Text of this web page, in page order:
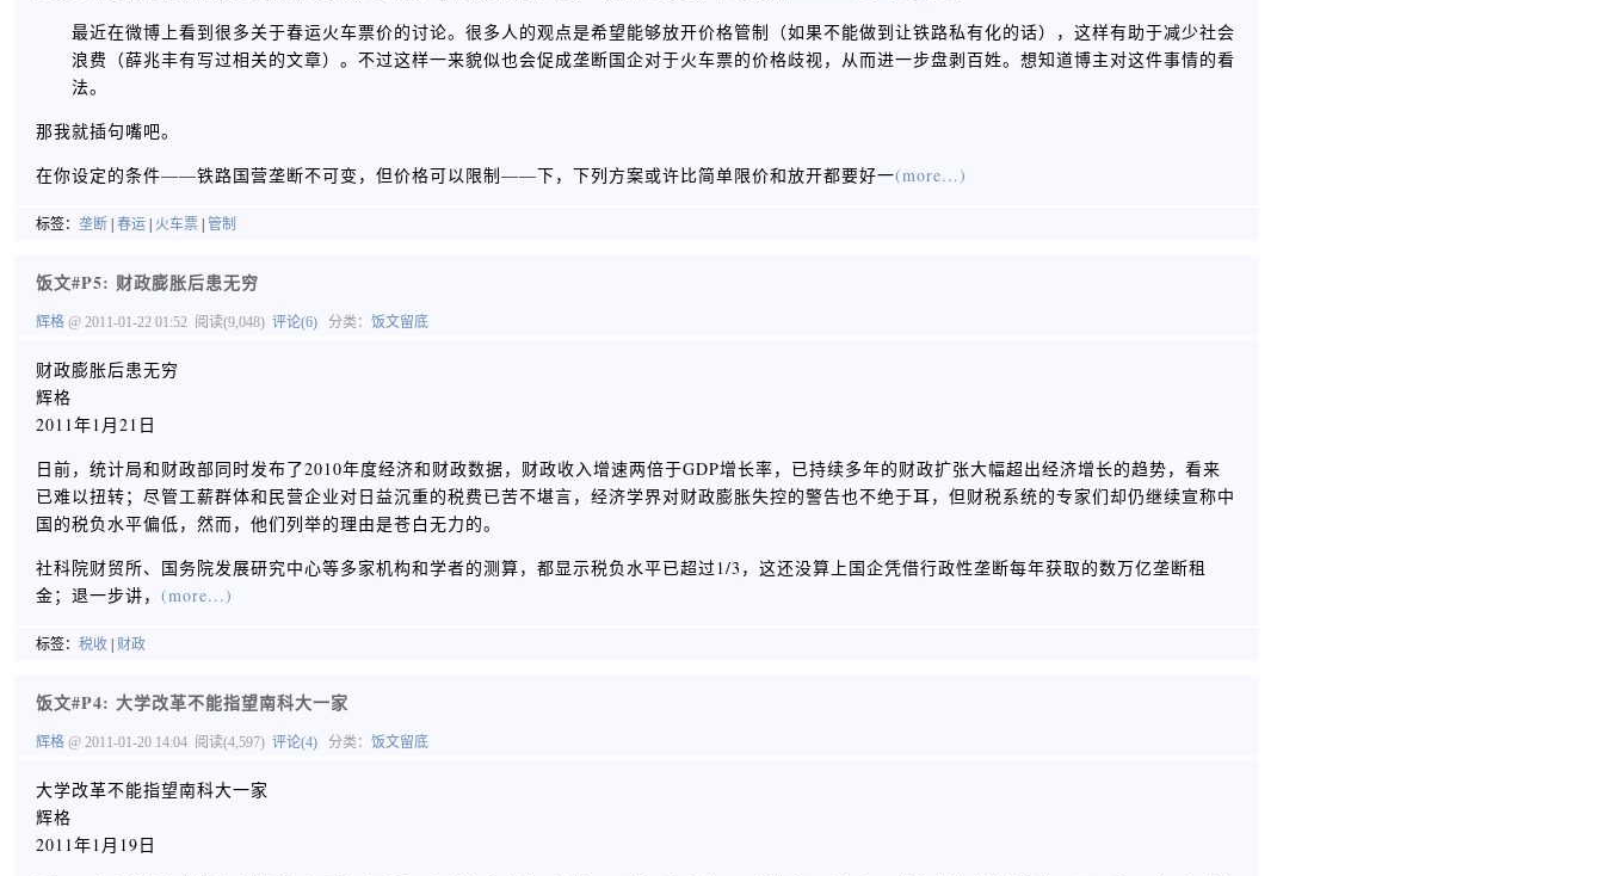
最近在微博上看到很多关于春运火车票价的讨论。很多人的观点是希望能够放开价格管制（如果不能做到让铁路私有化的话），这样有助于减少社会
浪费（薛兆丰有写过相关的文章）。不过这样一来貌似也会促成垄断国企对于火车票的价格歧视，从而进一步盘剥百姓。想知道博主对这件事情的看
法。
那我就插句嘴吧。
在你设定的条件——铁路国营垄断不可变，但价格可以限制——下，下列方案或许比简单限价和放开都要好一(more...)
标签： 垄断 春运 火车票 管制
饭文#P5: 财政膨胀后患无穷
辉格 @ 2011-01-22 01:52 阅读(9,048) 评论(6) 分类： 饭文留底
财政膨胀后患无穷
辉格
2011年1月21日
日前，统计局和财政部同时发布了2010年度经济和财政数据，财政收入增速两倍于GDP增长率，已持续多年的财政扩张大幅超出经济增长的趋势，看来
已难以扭转；尽管工薪群体和民营企业对日益沉重的税费已苦不堪言，经济学界对财政膨胀失控的警告也不绝于耳，但财税系统的专家们却仍继续宣称中
国的税负水平偏低，然而，他们列举的理由是苍白无力的。
社科院财贸所、国务院发展研究中心等多家机构和学者的测算，都显示税负水平已超过1/3，这还没算上国企凭借行政性垄断每年获取的数万亿垄断租
金；退一步讲， (more...)
标签： 税收 财政
饭文#P4: 大学改革不能指望南科大一家
辉格 @ 2011-01-20 14:04 阅读(4,597) 评论(4) 分类： 饭文留底
大学改革不能指望南科大一家
辉格
2011年1月19日